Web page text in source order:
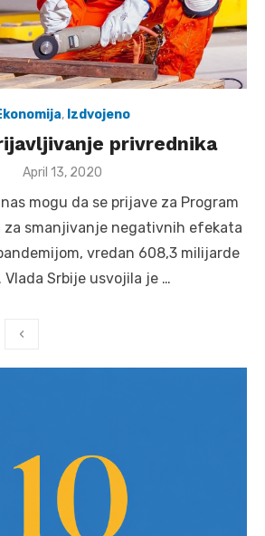
, Izdvojeno
privrednika
Posted
April 13, 2020
mogu da se prijave za Program
za smanjivanje negativnih efekata
vredan 608,3 milijarde
Vlada Srbije usvojila je …
‹